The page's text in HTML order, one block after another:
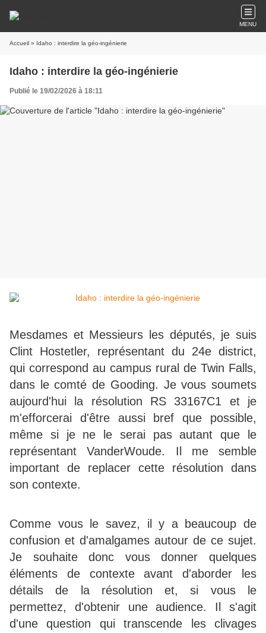
MENU
Accueil » Idaho : interdire la géo-ingénierie
Idaho : interdire la géo-ingénierie
Publié le 19/02/2026 à 18:11
Mesdames et Messieurs les députés, je suis
Clint Hostetler, représentant du 24e district,
qui correspond au campus rural de Twin Falls,
dans le comté de Gooding. Je vous soumets
aujourd'hui la résolution RS 33167C1 et je
m'efforcerai d'être aussi bref que possible,
même si je ne le serai pas autant que le
représentant VanderWoude. Il me semble
important de replacer cette résolution dans
son contexte.
Comme vous le savez, il y a beaucoup de
confusion et d'amalgames autour de ce sujet.
Je souhaite donc vous donner quelques
éléments de contexte avant d'aborder les
détails de la résolution et, si vous le
permettez, d'obtenir une audience. Il s'agit
d'une question qui transcende les clivages